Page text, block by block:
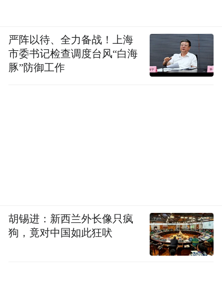
严阵以待、全力备战！上海
市委书记检查调度台风“白海
豚”防御工作
胡锡进：新西兰外长像只疯
狗，竟对中国如此狂吠